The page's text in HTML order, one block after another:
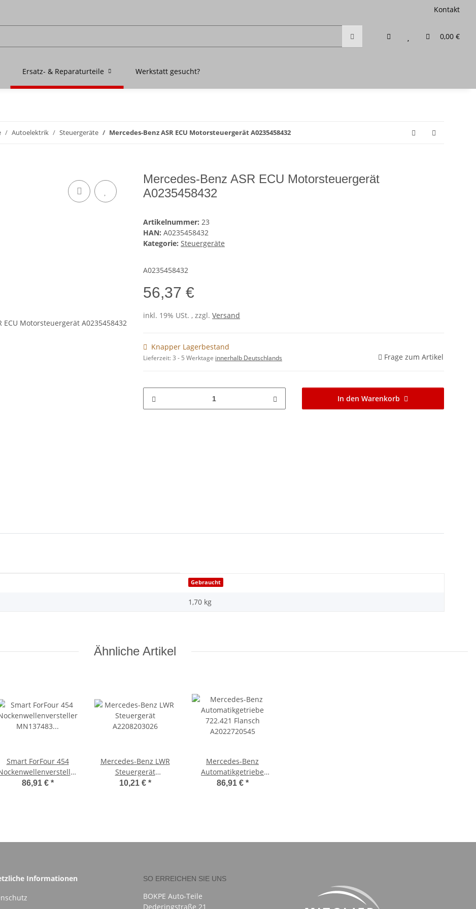
Kontakt
0,00 €
Ersatz- & Reparaturteile Werkstatt gesucht?
Autoelektrik Steuergeräte Mercedes-Benz ASR ECU Motorsteuergerät A0235458432
Mercedes-Benz ASR ECU Motorsteuergerät
A0235458432
Artikelnummer: 23
HAN: A0235458432
Kategorie: Steuergeräte
A0235458432
56,37 €
inkl. 19% USt. , zzgl. Versand
Knapper Lagerbestand
Lieferzeit:3 - 5 Werktage innerhalb Deutschlands Frage zum Artikel
In den Warenkorb
Gebraucht
1,70 kg
Ähnliche Artikel
Smart ForFour 454
MN137483
86,91 € *
Mercedes-Benz LWR
Steuergerät
A2208203026
10,21 € *
Mercedes-Benz
Automatikgetriebe
722.421 Flansch
86,91 € *
Informationen SO ERREICHEN SIE UNS
BOKPE Auto-Teile
Dederingstraße 21